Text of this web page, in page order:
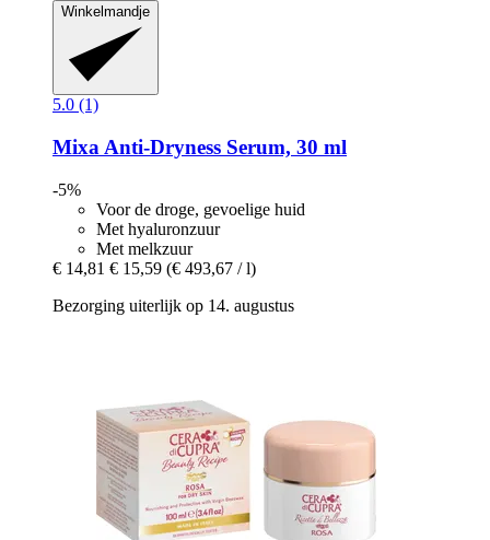
Winkelmandje
5.0 (1)
Mixa Anti-​Dryness Serum, 30 ml
-5%
Voor de droge, gevoelige huid
Met hyaluronzuur
Met melkzuur
€ 14,81 € 15,59 (€ 493,67 / l)
Bezorging uiterlijk op 14. augustus